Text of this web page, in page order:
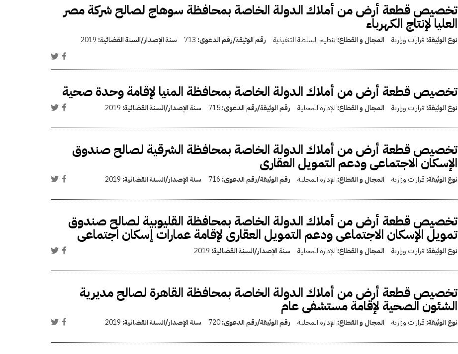
تخصيص قطعة أرض من أملاك الدولة الخاصة بمحافظة سوهاج لصالح شركة مصر
العليا لإنتاج الكهرباء
نوع الوثيقة: قرارات وزارية المجال و القطاع: تنظيم السلطة التنفيذية رقم الوثيقة/رقم الدعوى: 713 سنة الإصدار/السنة القضائية: 2019
تخصيص قطعة أرض من أملاك الدولة الخاصة بمحافظة المنيا لإقامة وحدة صحية
نوع الوثيقة: قرارات وزارية المجال و القطاع: الإدارة المحلية رقم الوثيقة/رقم الدعوى:715 سنة الإصدار/السنة القضائية: 2019
تخصيص قطعة أرض من أملاك الدولة الخاصة بمحافظة الشرقية لصالح صندوق
الإسكان الاجتماعى ودعم التمويل العقارى
نوع الوثيقة: قرارات وزارية المجال و القطاع: الإدارة المحلية رقم الوثيقة/رقم الدعوى: 716 سنة الإصدار/السنة القضائية: 2019
تخصيص قطعة أرض من أملاك الدولة الخاصة بمحافظة القليوبية لصالح صندوق
تمويل الإسكان الاجتماعى ودعم التمويل العقارى لإقامة عمارات إسكان اجتماعى
نوع الوثيقة: قرارات وزارية المجال و القطاع: الإدارة المحلية سنة الإصدار/السنة القضائية: 2019
تخصيص قطعة أرض من أملاك الدولة الخاصة بمحافظة القاهرة لصالح مديرية
الشئون الصحية لإقامة مستشفى عام
نوع الوثيقة: قرارات وزارية المجال و القطاع: الإدارة المحلية رقم الوثيقة/رقم الدعوى:720 سنة الإصدار/السنة القضائية: 2019